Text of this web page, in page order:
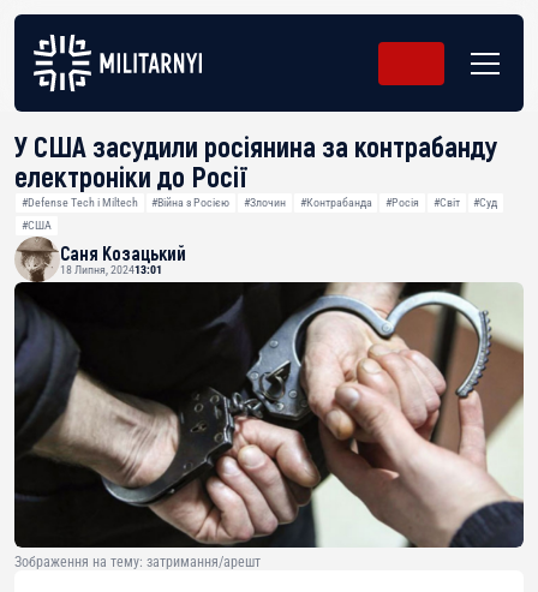
У США засудили росіянина за контрабанду
електроніки до Росії
#Defense Tech і Miltech #Війна з Росією #Злочин #Контрабанда #Росія #Світ
#Суд
#США
Саня Козацький
18 Липня, 202413:01
Зображення на тему: затримання/арешт